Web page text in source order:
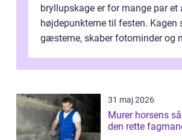
bryllupskage er for mange par et
højdepunkterne til festen. Kagen
gæsterne, skaber fotominder og
du ...
31 maj 2026
Murer horsens sådan vælger du
den rette